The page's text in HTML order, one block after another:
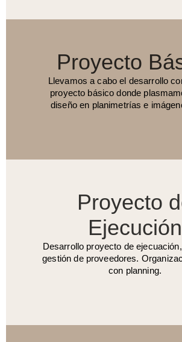
Proyecto
Llevamos a cabo el desarrollo
proyecto básico donde
diseño en planimetrías e
Proyecto
Ejecución
Desarrollo proyecto de
gestión de proveedores.
con planning.